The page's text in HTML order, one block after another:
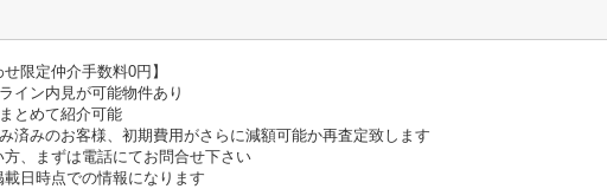
限定仲介手数料0円】
イン内見が可能物件あり
とめて紹介可能
済みのお客様、初期費用がさらに減額可能か再査定致します
、まずは電話にてお問合せ下さい
日時点での情報になります